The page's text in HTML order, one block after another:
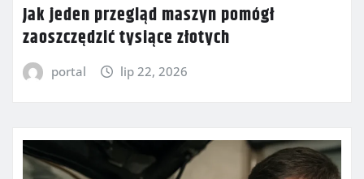
Jak jeden przegląd maszyn pomógł
zaoszczędzić tysiące złotych
portal lip 22, 2026